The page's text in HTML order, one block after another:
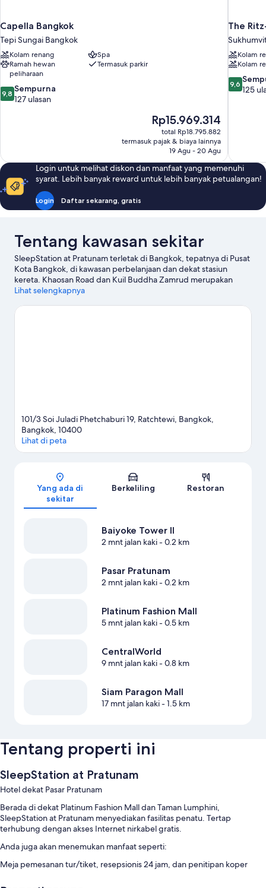
Capella Bangkok
Tepi Sungai Bangkok
Kolam renang
Spa
Ramah hewan
peliharaan
Termasuk parkir
9.8
dari
9,8 Sempurna
127 ulasan
Harga
sekarang
Rp15.969.314
Rp15.969.314
total Rp18.795.882
termasuk pajak & biaya lainnya
19 Agu - 20 Agu
The
Kolam
Kolam
9.6
dari
9,6
125
Login untuk melihat diskon dan manfaat yang memenuhi
syarat. Lebih banyak reward untuk lebih banyak petualangan!
Login Daftar sekarang, gratis
Tentang kawasan sekitar
SleepStation at Pratunam terletak di Bangkok, tepatnya di Pusat
Kota Bangkok, di kawasan perbelanjaan dan dekat stasiun
kereta. Khaosan Road dan Kuil Buddha Zamrud merupakan
landmark terkenal kawasan ini, terdapat pula Pasar Pratunam
berbelanja. Istana Negara dan Wat Pho adalah tempat-tempat
Lihat selengkapnya
101/3 Soi Juladi Phetchaburi 19, Ratchtewi, Bangkok,
Bangkok, 10400
Lihat di peta
Yang ada di
sekitar
Berkeliling Restoran
Baiyoke Tower II
2 mnt jalan kaki- 0.2 km
Pasar Pratunam
2 mnt jalan kaki- 0.2 km
Platinum Fashion Mall
5 mnt jalan kaki- 0.5 km
CentralWorld
9 mnt jalan kaki- 0.8 km
Siam Paragon Mall
17 mnt jalan kaki- 1.5 km
Tentang properti ini
SleepStation at Pratunam
Hotel dekat Pasar Pratunam
Berada di dekat Platinum Fashion Mall dan Taman Lumphini,
SleepStation at Pratunam menyediakan fasilitas penatu. Tertap
terhubung dengan akses Internet nirkabel gratis.
Anda juga akan menemukan manfaat seperti:
Meja pemesanan tur/tiket, resepsionis 24 jam, dan penitipan koper